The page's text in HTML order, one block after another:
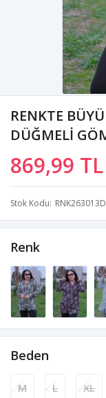
RENKTE
DÜĞMELİ
869,99 TL
Stok Kodu
Renk
Beden
M L XL